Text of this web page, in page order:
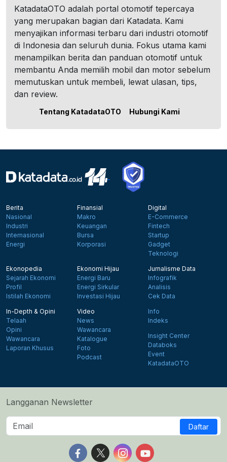
KatadataOTO adalah portal otomotif tepercaya
yang merupakan bagian dari Katadata. Kami
menyajikan informasi terbaru dari industri otomotif
di Indonesia dan seluruh dunia. Fokus utama kami
menampilkan berita dan panduan otomotif untuk
membantu Anda memilih mobil dan motor sebelum
memutuskan untuk membeli, lewat ulasan, tips,
dan review.
Tentang KatadataOTO Hubungi Kami
Berita
Nasional
Industri
Internasional
Energi
Finansial
Makro
Keuangan
Bursa
Korporasi
Digital
E-Commerce
Fintech
Startup
Gadget
Teknologi
Ekonopedia
Sejarah Ekonomi
Profil
Istilah Ekonomi
Ekonomi Hijau
Energi Baru
Energi Sirkular
Investasi Hijau
Jurnalisme Data
Infografik
Analisis
Cek Data
In-Depth & Opini
Telaah
Opini
Wawancara
Laporan Khusus
Video
News
Wawancara
Katalogue
Foto
Podcast
Info
Indeks
Insight Center
Databoks
Event
KatadataOTO
Langganan Newsletter
Daftar
Follow us on Facebook
Follow us on X
Follow us on Instagram
Follow us on